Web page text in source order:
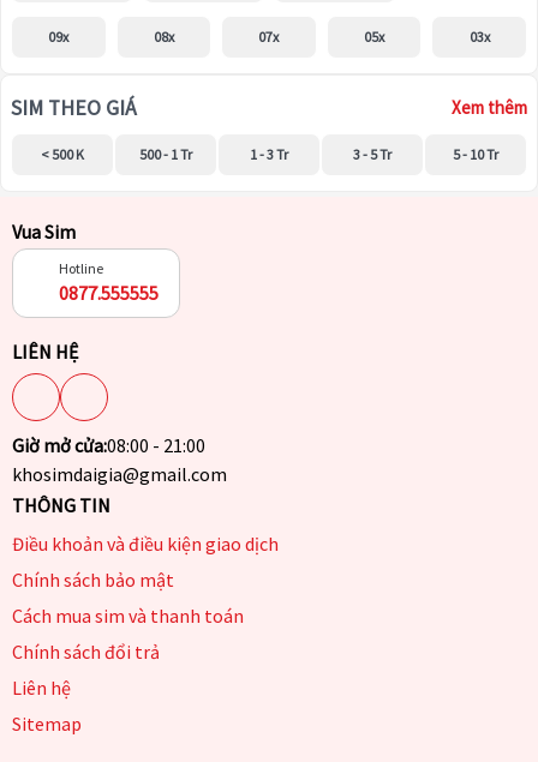
09x 08x 07x 05x 03x
SIM THEO GIÁ Xem thêm
< 500 K 500 - 1 Tr 1 - 3 Tr 3 - 5 Tr 5 - 10 Tr
Vua Sim
Hotline
0877.555555
LIÊN HỆ
Giờ mở cửa:08:00 - 21:00
khosimdaigia@gmail.com
THÔNG TIN
Điều khoản và điều kiện giao dịch
Chính sách bảo mật
Cách mua sim và thanh toán
Chính sách đổi trả
Liên hệ
Sitemap